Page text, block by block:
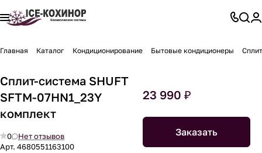
Главная Каталог Кондиционирование Бытовые кондиционеры
Сплит-система SHUFT
SFTM-07HN1_23Y
комплект
0
Нет отзывов
Арт. 4680551163100
23 990 ₽
Заказать